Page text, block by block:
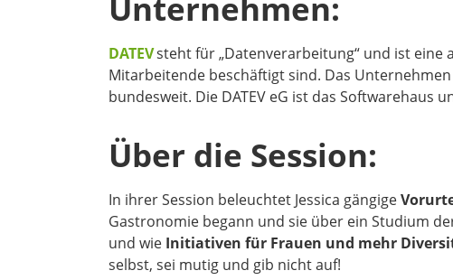
Unternehmen:
DATEVsteht für „Datenverarbeitung“ und ist eine
Mitarbeitende beschäftigt sind. Das
bundesweit. Die DATEV eG ist das
Über die Session:
In ihrer Session beleuchtet Jessica gängige
Gastronomie begann und sie über ein Studium
und wie Initiativen für Frauen und mehr
selbst, sei mutig und gib nicht auf!